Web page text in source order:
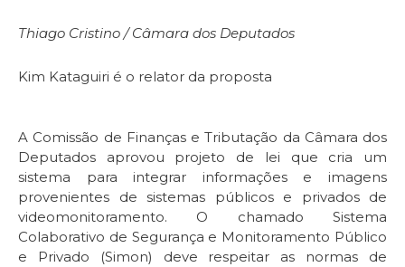
Thiago Cristino / Câmara dos Deputados
Kim Kataguiri é o relator da proposta
A Comissão de Finanças e Tributação da Câmara dos
Deputados aprovou projeto de lei que cria um
sistema para integrar informações e imagens
provenientes de sistemas públicos e privados de
videomonitoramento. O chamado Sistema
Colaborativo de Segurança e Monitoramento Público
e Privado (Simon) deve respeitar as normas de